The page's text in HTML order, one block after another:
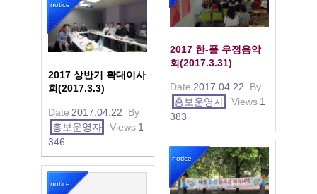
2017 한-폴 우정음악
회(2017.3.31)
Date 2017.04.22
By
홍보운영자
Views 1
383
notice
2017 상반기 확대이사
회(2017.3.3)
Date 2017.04.22
By
홍보운영자
Views 1
346
notice
notice